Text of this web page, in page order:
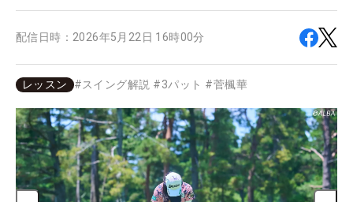
配信日時： 2026年5月22日 16時00分
レッスン #スイング解説 #3パット #菅楓華